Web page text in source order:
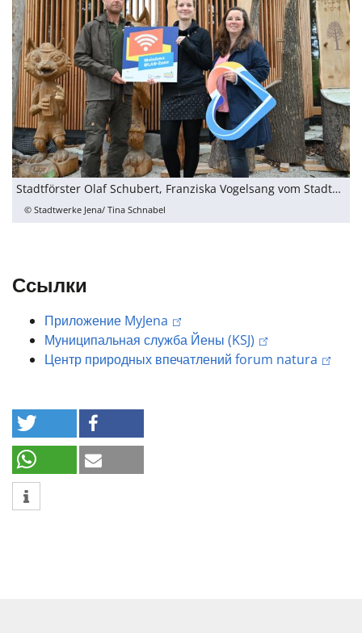
Stadtförster Olaf Schubert, Franziska Vogelsang vom Stadtforst und Christina Hentschel von den Stadtwerken (v.l.) freuen sich, dass das Mein Jena-WLAN nun auch im Bereich des Naturerlebniszentrums am Schottplatz ausgestrahlt wird.
© Stadtwerke Jena/ Tina Schnabel
Ссылки
Приложение MyJena
Муниципальная служба Йены (KSJ)
Центр природных впечатлений forum natura